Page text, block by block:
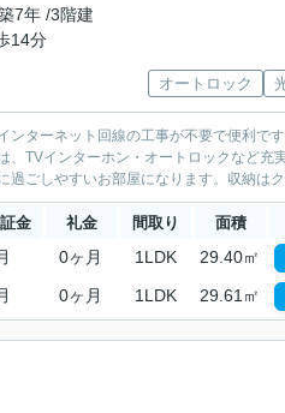
7年 /3階建
14分
オートロック
ターネット回線の工事が不要で便利で
TVインターホン・オートロックなど充
ごしやすいお部屋になります。収納は
金 礼金 間取り 面積
0ヶ月 1LDK 29.40㎡
0ヶ月 1LDK 29.61㎡